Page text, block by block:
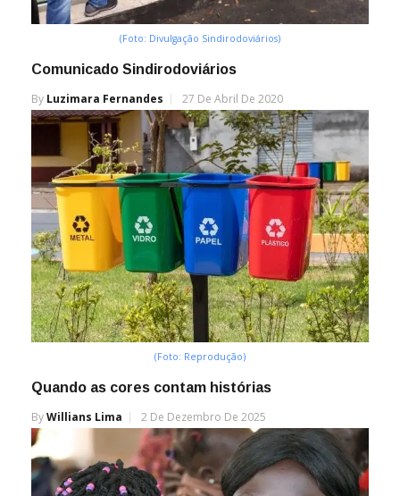
(Foto: Divulgação Sindirodoviários)
Comunicado Sindirodoviários
By Luzimara Fernandes 27 De Abril De 2020
(Foto: Reprodução)
Quando as cores contam histórias
ByWillians Lima 2 De Dezembro De 2025